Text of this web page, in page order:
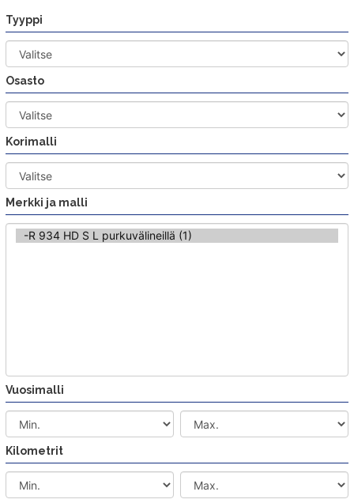
sisältöön
Tyyppi
Osasto
Korimalli
Merkki ja malli
Vuosimalli
Kilometrit